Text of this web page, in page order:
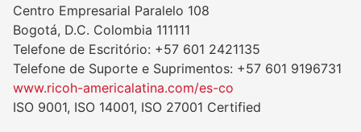
Centro Empresarial Paralelo 108
Bogotá, D.C. Colombia 111111
Telefone de Escritório: +57 601 2421135
Telefone de Suporte e Suprimentos: +57 601 9196731
www.ricoh-americalatina.com/es-co
ISO 9001, ISO 14001, ISO 27001 Certified